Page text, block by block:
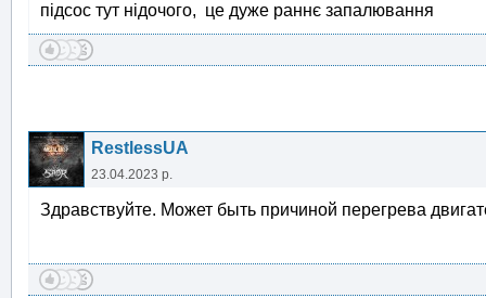
підсос тут нідочого, це дуже раннє запалювання
RestlessUA
23.04.2023 р.
Здравствуйте. Может быть причиной перегрева